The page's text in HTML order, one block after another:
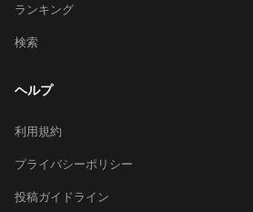
ランキング
検索
ヘルプ
利用規約
プライバシーポリシー
投稿ガイドライン